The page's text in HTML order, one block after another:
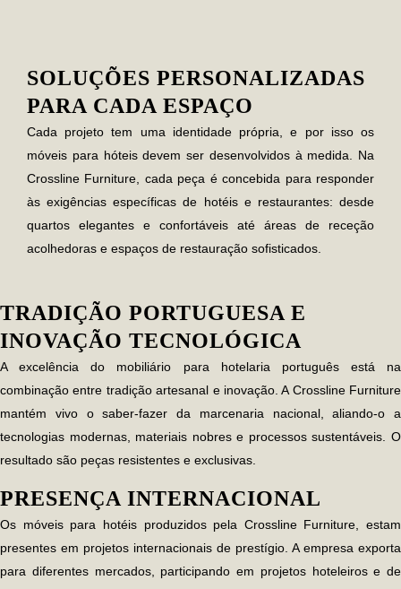
SOLUÇÕES PERSONALIZADAS
PARA CADA ESPAÇO
Cada projeto tem uma identidade própria, e por issoos
móveis para hóteisdevem ser desenvolvidos à medida. Na
Crossline Furniture, cada peça é concebida para responder
às exigências específicas de hotéis e restaurantes: desde
quartos elegantes e confortáveis até áreas de receção
acolhedoras e espaços de restauração sofisticados.
TRADIÇÃO PORTUGUESA E
INOVAÇÃO TECNOLÓGICA
A excelência do mobiliário para hotelariaportuguês está na
combinação entre tradição artesanal e inovação. A Crossline Furniture
mantém vivo o saber-fazer da marcenaria nacional, aliando-o a
tecnologias modernas, materiais nobres e processos sustentáveis. O
resultado são peças resistentes e exclusivas.
PRESENÇA INTERNACIONAL
Os móveis para hotéis produzidos pela Crossline Furniture, estam
presentes em projetos internacionais de prestígio. A empresa exporta
para diferentes mercados, participando em projetos hoteleiros e de